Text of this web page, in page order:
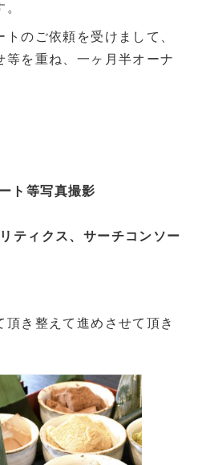
のご依頼を受けまして、
等を重ね、一ヶ月半オーナ
ト等写真撮影
ティクス、サーチコンソー
頂き整えて進めさせて頂き